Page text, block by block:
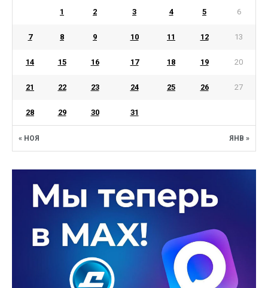
« НОЯ ЯНВ »
1 2 3 4 5 6
7 8 9 10 11 12 13
14 15 16 17 18 19 20
21 22 23 24 25 26 27
28 29 30 31